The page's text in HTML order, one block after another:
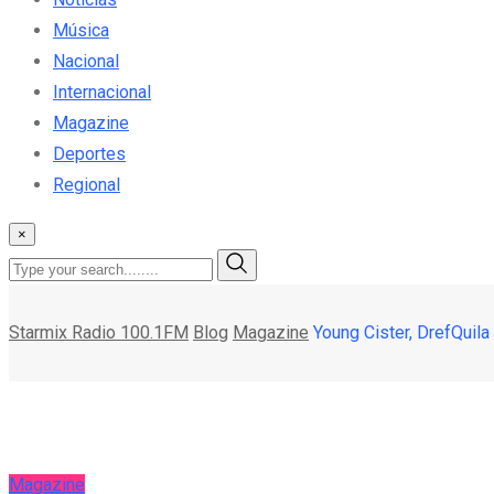
Música
Nacional
Internacional
Magazine
Deportes
Regional
×
Starmix Radio 100.1FM Blog Magazine Young Cister,
Magazine